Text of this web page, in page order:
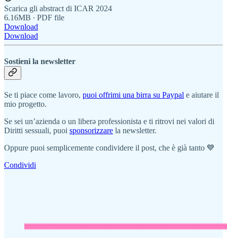
Scarica gli abstract di ICAR 2024
6.16MB ∙ PDF file
Download
Download
Sostieni la newsletter
Se ti piace come lavoro, puoi offrimi una birra su Paypal e aiutare il
mio progetto.
Se sei un’azienda o un liberə professionista e ti ritrovi nei valori di
Diritti sessuali, puoi sponsorizzare la newsletter.
Oppure puoi semplicemente condividere il post, che è già tanto 💙
Condividi